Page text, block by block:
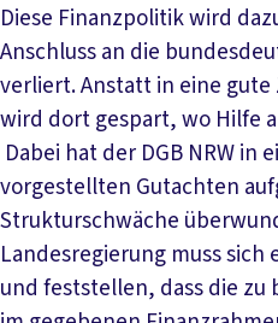
Diese Finanzpolitik wird
Anschluss an die
verliert. Anstatt in eine
wird dort gespart, wo Hilfe
Dabei hat der DGB NRW in
vorgestellten Gutachten
Strukturschwäche
Landesregierung muss
und feststellen, dass die